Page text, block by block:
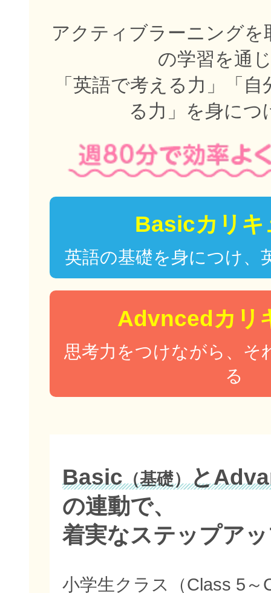
アクティブラーニングを
の学習を通
「英語で考える力」「
る力」を身につ
Basicカリキ
英語の基礎を身につけ、
Advncedカリ
思考力をつけながら、そ
る
Basic（基礎）と
の連動で、
着実なステップア
小学生クラス（Class 5～